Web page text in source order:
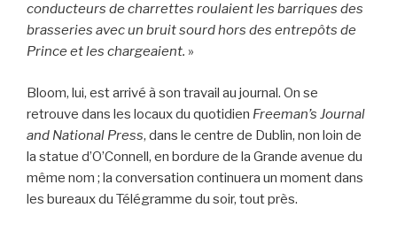
conducteurs de charrettes roulaient les barriques des
brasseries avec un bruit sourd hors des entrepôts de
Prince et les chargeaient. »
Bloom, lui, est arrivé à son travail au journal. On se
retrouve dans les locaux du quotidien Freeman’s Journal
and National Press, dans le centre de Dublin, non loin de
la statue d’O’Connell, en bordure de la Grande avenue du
même nom ; la conversation continuera un moment dans
les bureaux du Télégramme du soir, tout près.